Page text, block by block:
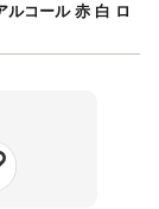
ルコール 赤 白 ロ